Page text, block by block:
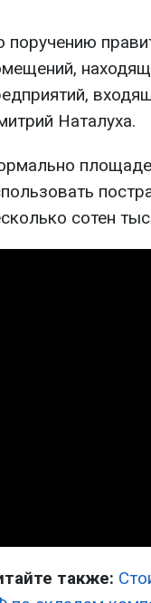
поручению
Наталуха.
сотен
также: